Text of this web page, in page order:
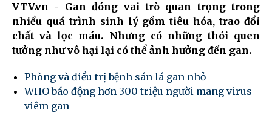
VTV.vn - Gan đóng vai trò quan trọng trong
nhiều quá trình sinh lý gồm tiêu hóa, trao đổi
chất và lọc máu. Nhưng có những thói quen
tưởng như vô hại lại có thể ảnh hưởng đến gan.
Phòng và điều trị bệnh sán lá gan nhỏ
WHO báo động hơn 300 triệu người mang virus
viêm gan